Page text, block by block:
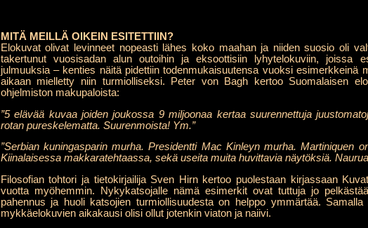
MITÄ MEILLÄ OIKEIN ESITETTIIN?
Elokuvat olivat levinneet nopeasti lähes koko maahan ja niiden suosio oli
takertunut vuosisadan alun outoihin ja eksoottisiin lyhytelokuviin, joissa
julmuuksia – kenties näitä pidettiin todenmukaisuutensa vuoksi esimerkkeinä
aikaan mielletty niin turmiolliseksi. Peter von Bagh kertoo Suomalaisen
ohjelmiston makupaloista:
”5 elävää kuvaa joiden joukossa 9 miljoonaa kertaa suurennettuja
rotan pureskelematta. Suurenmoista! Ym.”
”Serbian kuningasparin murha. Presidentti Mac Kinleyn murha. Martiniquen
Kiinalaisessa makkaratehtaassa, sekä useita muita huvittavia näytöksiä.
Filosofian tohtori ja tietokirjailija Sven Hirn kertoo puolestaan kirjassaan
vuotta myöhemmin. Nykykatsojalle nämä esimerkit ovat tuttuja jo
pahennus ja huoli katsojien turmiollisuudesta on helppo ymmärtää.
mykkäelokuvien aikakausi olisi ollut jotenkin viaton ja naiivi.